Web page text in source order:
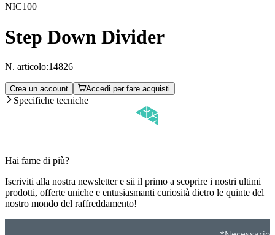
NIC100
Step Down Divider
N. articolo:14826
Crea un account Accedi per fare acquisti
Specifiche tecniche
Hai fame di più?
Iscriviti alla nostra newsletter e sii il primo a scoprire i nostri ultimi
prodotti, offerte uniche e entusiasmanti curiosità dietro le quinte del
nostro mondo del raffreddamento!